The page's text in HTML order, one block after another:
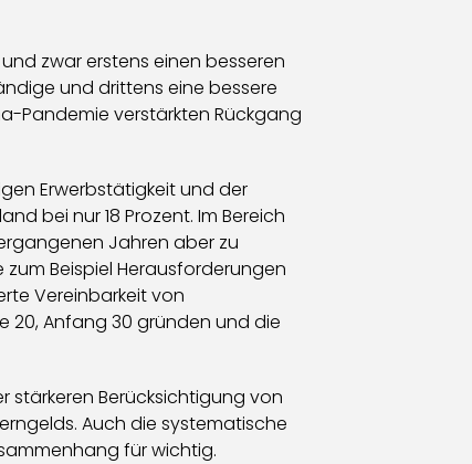
zwar erstens einen besseren
und drittens eine bessere
Pandemie verstärkten Rückgang
Erwerbstätigkeit und der
bei nur 18 Prozent. Im Bereich
Jahren aber zu
Beispiel Herausforderungen
Vereinbarkeit von
20, Anfang 30 gründen und die
stärkeren Berücksichtigung von
Auch die systematische
für wichtig.